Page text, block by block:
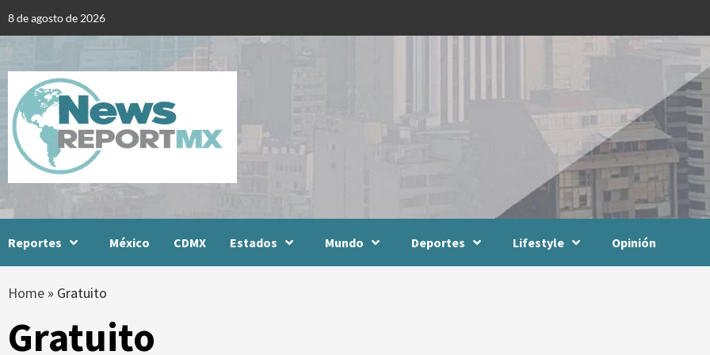
8 de agosto de 2026
Reportes México CDMX Estados Mundo Deportes Lifestyle Opinión
Home » Gratuito
Gratuito